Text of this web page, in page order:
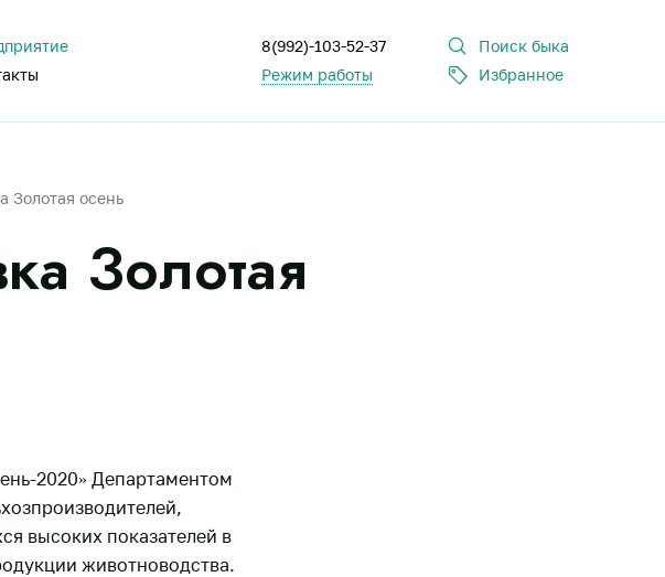
8(992)-103-52-37
Режим работы
Поиск быка
Избранное
Золотая осень
Золотая
2020» Департаментом
высоких показателей в
животноводства.